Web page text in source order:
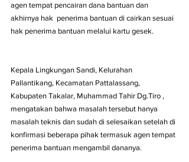
agen tempat pencairan dana bantuan dan
akhirnya hak  penerima bantuan di cairkan sesuai
hak penerima bantuan melalui kartu gesek.
Kepala Lingkungan Sandi, Kelurahan
Pallantikang, Kecamatan Pattalassang,
Kabupaten Takalar, Muhammad Tahir Dg.Tiro ,
mengatakan bahwa masalah tersebut hanya
masalah teknis dan sudah di selesaikan setelah di
konfirmasi beberapa pihak termasuk agen tempat
penerima bantuan mengambil dananya.